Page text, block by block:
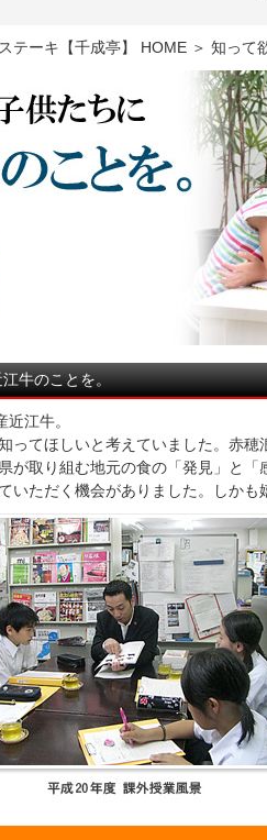
テーキ【千成亭】 HOME ＞ 知って
牛のことを。
江牛。
ってほしいと考えていました。赤
が取り組む地元の食の「発見」と
いただく機会がありました。しかも